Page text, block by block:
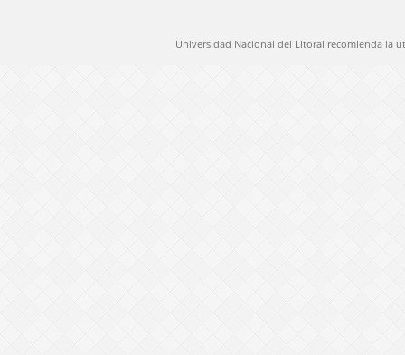
Universidad Nacional del Litoral recomienda la
@ 2012 Universidad